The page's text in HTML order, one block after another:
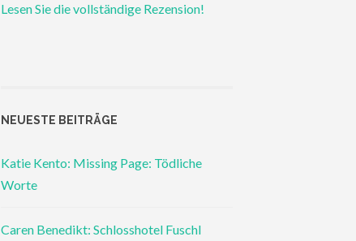
Lesen Sie die vollständige Rezension!
NEUESTE BEITRÄGE
Katie Kento: Missing Page: Tödliche
Worte
Caren Benedikt: Schlosshotel Fuschl